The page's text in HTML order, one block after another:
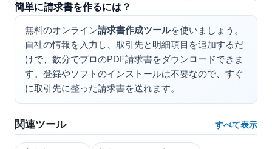
簡単に請求書を作るには？
無料のオンライン請求書作成ツールを使いましょう。
自社の情報を入力し、取引先と明細項目を追加するだ
けで、数分でプロのPDF請求書をダウンロードできま
す。登録やソフトのインストールは不要なので、すぐ
に取引先に整った請求書を送れます。
関連ツール すべて表示